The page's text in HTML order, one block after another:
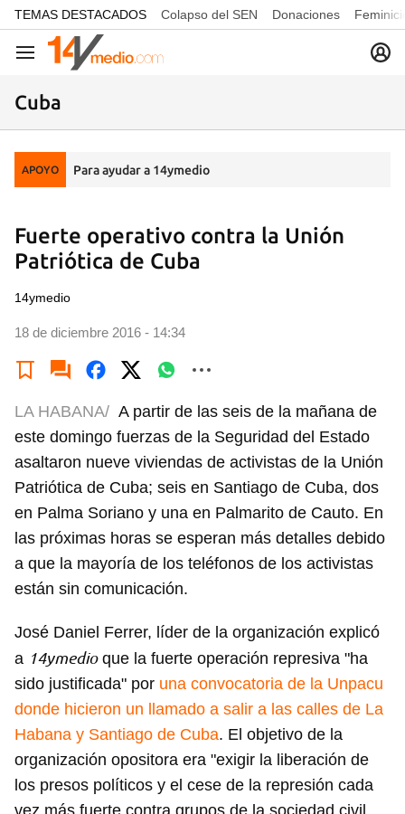
common.go-to-content
TEMAS DESTACADOS Colapso del SEN Donaciones
Navegación
Cuba
APOYO Para ayudar a 14ymedio
Fuerte operativo contra la Unión
Patriótica de Cuba
14ymedio
18 de diciembre 2016 - 14:34
LA HABANA/ A partir de las seis de la mañana de
este domingo fuerzas de la Seguridad del Estado
asaltaron nueve viviendas de activistas de la Unión
Patriótica de Cuba; seis en Santiago de Cuba, dos
en Palma Soriano y una en Palmarito de Cauto. En
las próximas horas se esperan más detalles debido
a que la mayoría de los teléfonos de los activistas
están sin comunicación.
José Daniel Ferrer, líder de la organización explicó
a 14ymedioque la fuerte operación represiva "ha
sido justificada" por una convocatoria de la Unpacu
donde hicieron un llamado a salir a las calles de La
Habana y Santiago de Cuba. El objetivo de la
organización opositora era "exigir la liberación de
los presos políticos y el cese de la represión cada
vez más fuerte contra grupos de la sociedad civil